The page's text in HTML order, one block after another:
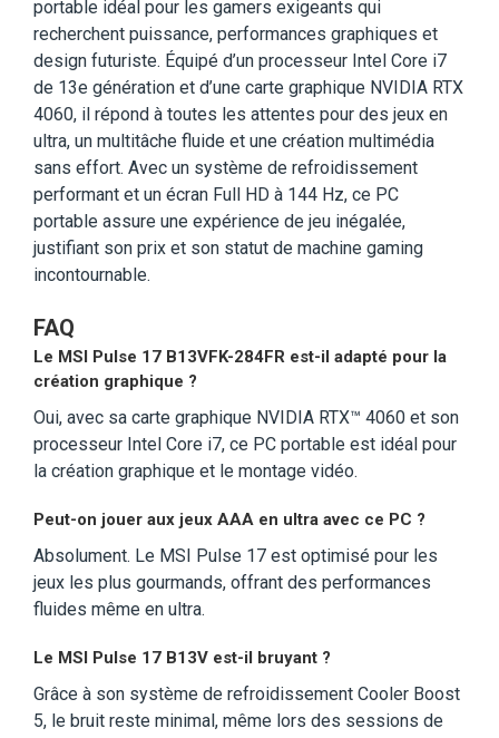
portable idéal pour les gamers exigeants qui
recherchent puissance, performances graphiques et
design futuriste. Équipé d’un processeur Intel Core i7
de 13e génération et d’une carte graphique NVIDIA RTX
4060, il répond à toutes les attentes pour des jeux en
ultra, un multitâche fluide et une création multimédia
sans effort. Avec un système de refroidissement
performant et un écran Full HD à 144 Hz, ce PC
portable assure une expérience de jeu inégalée,
justifiant son prix et son statut de machine gaming
incontournable.
FAQ
Le MSI Pulse 17 B13VFK-284FR est-il adapté pour la
création graphique ?
Oui, avec sa carte graphique NVIDIA RTX™ 4060 et son
processeur Intel Core i7, ce PC portable est idéal pour
la création graphique et le montage vidéo.
Peut-on jouer aux jeux AAA en ultra avec ce PC ?
Absolument. Le MSI Pulse 17 est optimisé pour les
jeux les plus gourmands, offrant des performances
fluides même en ultra.
Le MSI Pulse 17 B13V est-il bruyant ?
Grâce à son système de refroidissement Cooler Boost
5, le bruit reste minimal, même lors des sessions de